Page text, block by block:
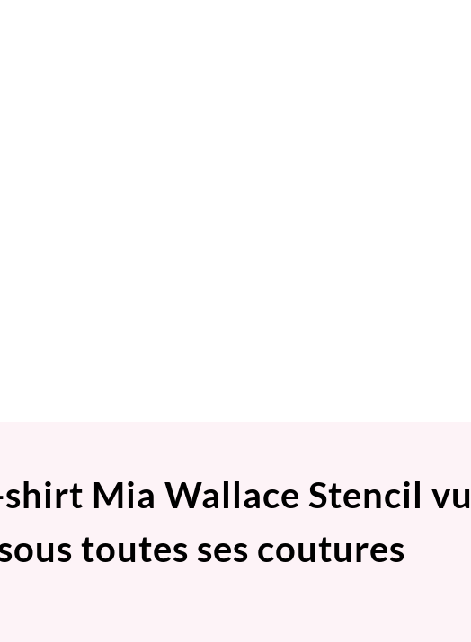
Mia Wallace Stencil vu
toutes ses coutures